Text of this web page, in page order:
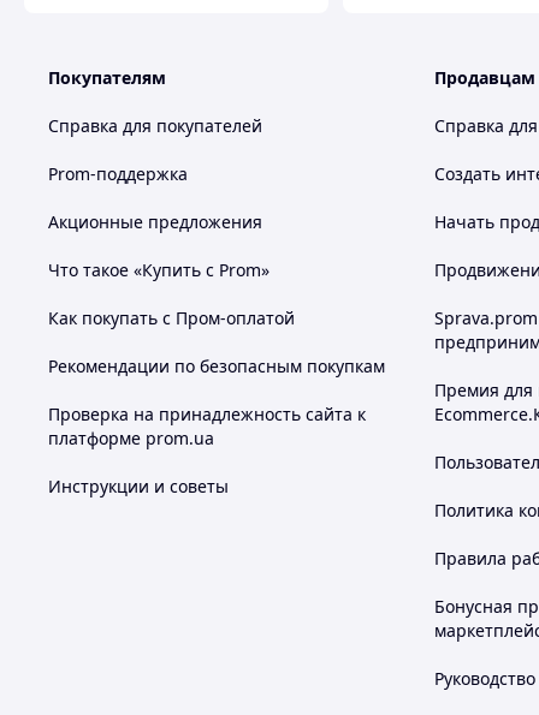
Покупателям
Справка для покупателей
Prom-поддержка
Акционные предложения
Что такое «Купить с Prom»
Как покупать с Пром-оплатой
Рекомендации по безопасным покупкам
Проверка на принадлежность сайта к
платформе prom.ua
Инструкции и советы
Продавцам
Справка
Создать
Начать
Премия для
Политика
Правила
Бонусная